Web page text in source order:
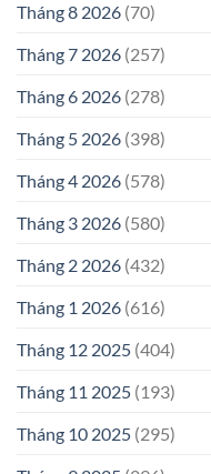
Tháng 8 2026 (70)
Tháng 7 2026 (257)
Tháng 6 2026 (278)
Tháng 5 2026 (398)
Tháng 4 2026 (578)
Tháng 3 2026 (580)
Tháng 2 2026 (432)
Tháng 1 2026 (616)
Tháng 12 2025 (404)
Tháng 11 2025 (193)
Tháng 10 2025 (295)